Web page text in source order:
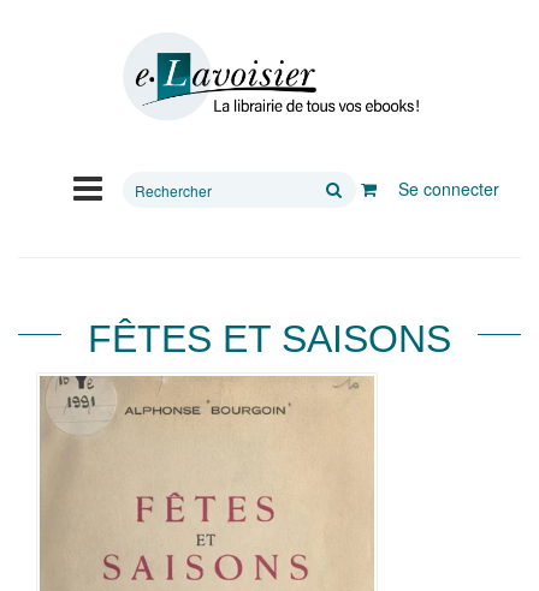
Rechercher
Se connecter
FÊTES ET SAISONS